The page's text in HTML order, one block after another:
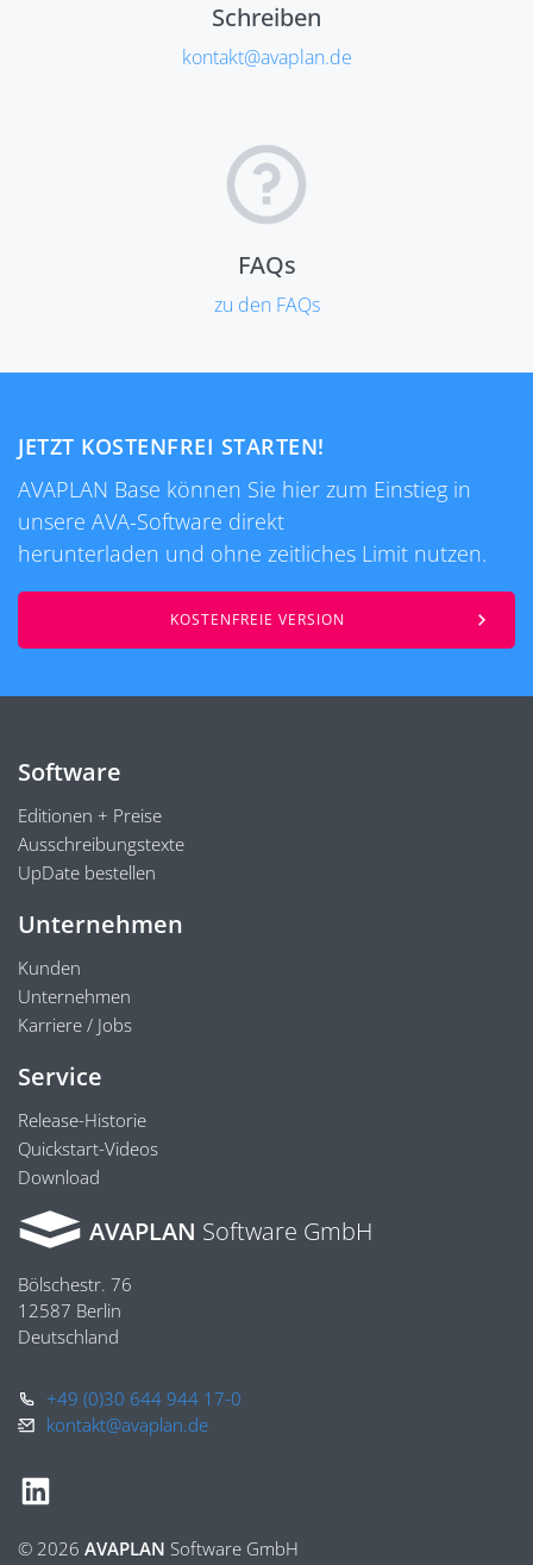
Schreiben
kontakt@avaplan.de
FAQs
zu den FAQs
JETZT KOSTENFREI STARTEN!
AVAPLAN Base können Sie hier zum Einstieg in
unsere AVA-Software direkt
herunterladen und ohne zeitliches Limit nutzen.
KOSTENFREIE VERSION
Software
Editionen + Preise
Ausschreibungstexte
UpDate bestellen
Unternehmen
Kunden
Unternehmen
Karriere / Jobs
Service
Release-Historie
Quickstart-Videos
Download
AVAPLAN Software GmbH
Bölschestr. 76
12587 Berlin
Deutschland
+49 (0)30 644 944 17-0
kontakt@avaplan.de
© 2026 AVAPLAN Software GmbH